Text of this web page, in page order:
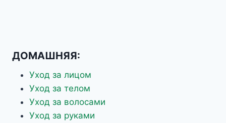
ДОМАШНЯЯ:
Уход за лицом
Уход за телом
Уход за волосами
Уход за руками